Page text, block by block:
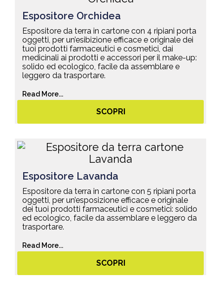
Espositore Orchidea
Espositore da terra in cartone con 4 ripiani porta
oggetti, per un’esibizione efficace e originale dei
tuoi prodotti farmaceutici e cosmetici, dai
medicinali ai prodotti e accessori per il make-up:
solido ed ecologico, facile da assemblare e
leggero da trasportare.
Read More...
SCOPRI
Espositore Lavanda
Espositore da terra in cartone con 5 ripiani porta
oggetti, per un’esposizione efficace e originale
dei tuoi prodotti farmaceutici e cosmetici: solido
ed ecologico, facile da assemblare e leggero da
trasportare.
Read More...
SCOPRI